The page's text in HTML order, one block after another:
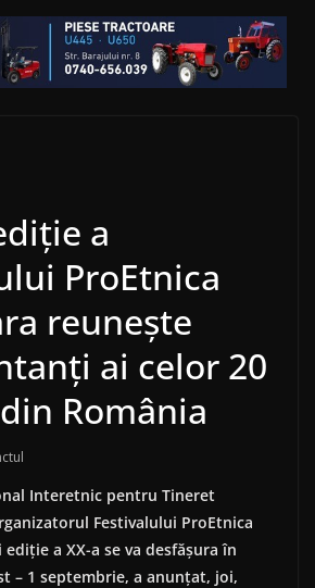
a
ProEtnica
reuneşte
ai celor 20
România
Interetnic pentru Tineret
Festivalului ProEtnica
a XX-a se va desfăşura în
– 1 septembrie, a anunţat, joi,